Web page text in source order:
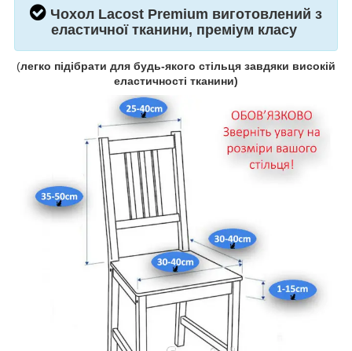
Чохол Lacost Premium виготовлений з
еластичної тканини, преміум класу
(легко підібрати для будь-якого стільця завдяки високій
еластичності тканини)